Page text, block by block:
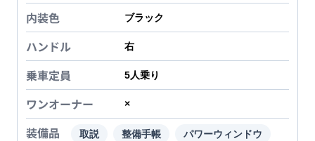
内装色 ブラック
ハンドル 右
乗車定員 5人乗り
ワンオーナー ×
装備品 取説 整備手帳 パワーウィンドウ